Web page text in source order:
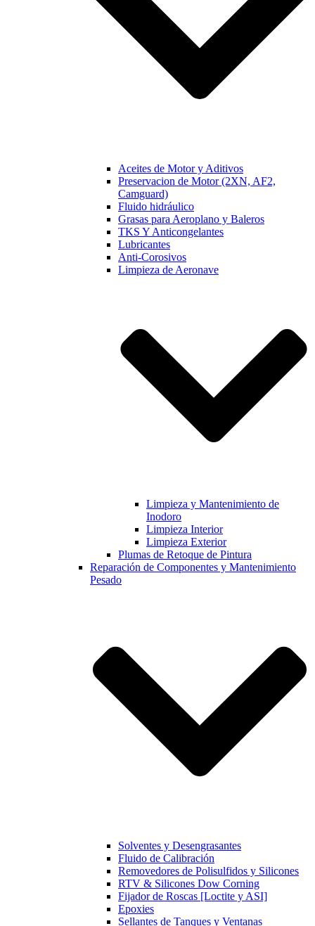
Aceites de Motor y Aditivos
Preservacion de Motor (2XN, AF2,
Camguard)
Fluido hidráulico
Grasas para Aeroplano y Baleros
TKS Y Anticongelantes
Lubricantes
Anti-Corosivos
Limpieza de Aeronave
Limpieza y Mantenimiento de
Inodoro
Limpieza Interior
Limpieza Exterior
Plumas de Retoque de Pintura
Reparación de Componentes y Mantenimiento
Pesado
Solventes y Desengrasantes
Fluido de Calibración
Removedores de Polisulfidos y Silicones
RTV & Silicones Dow Corning
Fijador de Roscas [Loctite y ASI]
Epoxies
Sellantes de Tanques y Ventanas